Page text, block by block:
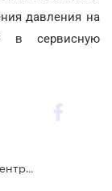
давления на
в сервисную
Районные налоговые инспекции станут центрами обслуживания налогоплательщиков